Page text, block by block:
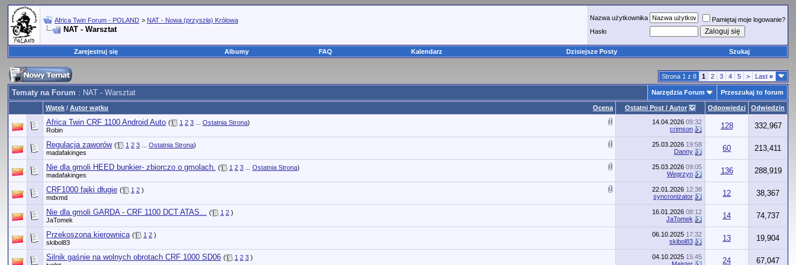
Africa Twin Forum - POLAND > NAT - Nowa (przyszła) Królowa
NAT - Warsztat
Nazwa użytkownika
Pamiętaj moje logowanie?
Hasło
Zarejestruj się Albumy FAQ Kalendarz Dzisiejsze Posty Szukaj
Strona 1 z 8 1 2 3 4 5 > Last »
Tematy na Forum : NAT - Warsztat Narzędzia Forum Przeszukaj to forum
Ocena
Wątek / Autor wątku Ostatni Post / Autor Odpowiedzi Odwiedzin
Africa Twin CRF 1100 Android Auto ( 1 2 3 Ostatnia Strona)
Robin
14.04.2026 09:32
crimson
128 332,967
Regulacja zaworów ( 1 2 3 Ostatnia Strona)
madafakinges
25.03.2026 19:58
Danny
60 213,411
Nie dla gmoli HEED bunkier- zbiorczo o gmolach. ( 1 2 3 Ostatnia Strona)
madafakinges
25.03.2026 09:05
Wegrzyn
136 288,919
CRF1000 fajki długie ( 1 2 )
mdxmd
22.01.2026 12:38
syncronizator
12 38,367
Nie dla gmoli GARDA - CRF 1100 DCT ATAS... ( 1 2 )
JaTomek
16.01.2026 08:12
JaTomek
14 74,737
Przekoszona kierownica ( 1 2 )
skibol83
06.10.2025 17:32
skibol83
13 19,904
Silnik gaśnie na wolnych obrotach CRF 1000 SD06 ( 1 2 3 )
04.10.2025 15:45
24 67,047